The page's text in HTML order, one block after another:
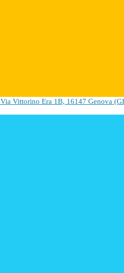
Via Vittorino Era 1B, 16147 Genova